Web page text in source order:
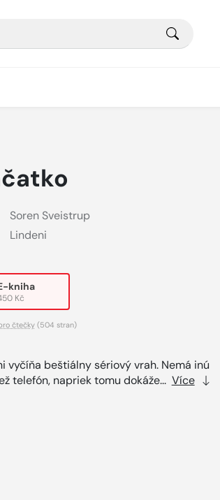
Soren Sveistrup
Lindeni
kniha
Kč
čtečky(504 stran)
vyčíňa beštiálny sériový vrah. Nemá inú
telefón, napriek tomu dokáže... Více